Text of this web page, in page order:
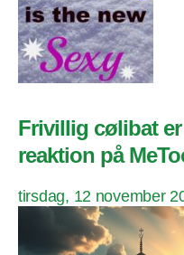
Frivillig cølibat
reaktion på
tirsdag, 12 november